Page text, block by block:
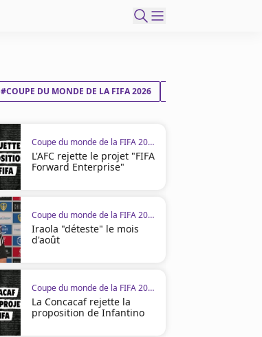
#COUPE DU MONDE DE LA FIFA 2026
Coupe du monde de la FIFA 2026
L'AFC rejette le projet "FIFA
Forward Enterprise"
Coupe du monde de la FIFA 2026
Iraola "déteste" le mois
d'août
Coupe du monde de la FIFA 2026
La Concacaf rejette la
proposition de Infantino